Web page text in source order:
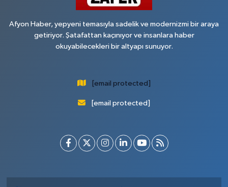
Afyon Haber, yepyeni temasıyla sadelik ve modernizmi bir araya
getiriyor. Şatafattan kaçınıyor ve insanlara haber
okuyabilecekleri bir altyapı sunuyor.
[email protected]
[email protected]